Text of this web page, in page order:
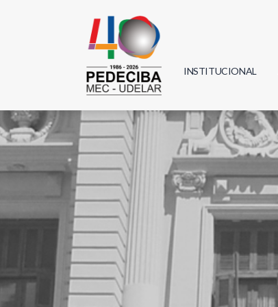
INSTITUCIONAL